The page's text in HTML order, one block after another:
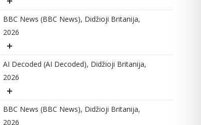
BBC News (BBC News), Didžioji Britanija,
2026
AI Decoded (AI Decoded), Didžioji Britanija,
2026
BBC News (BBC News), Didžioji Britanija,
2026